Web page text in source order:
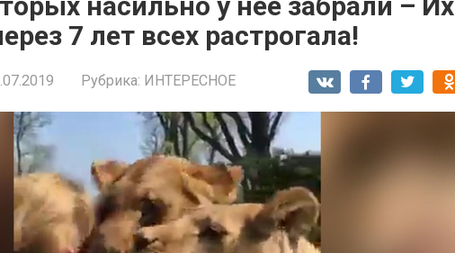
7 лет всех растрогала!
Рубрика: ИНТЕРЕСНОЕ